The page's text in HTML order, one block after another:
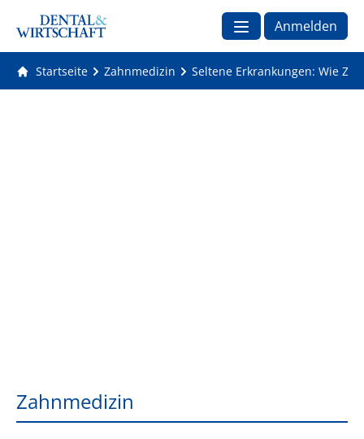
Anmelden
Startseite Zahnmedizin Seltene Erkrankungen: Wie
Zahnmedizin